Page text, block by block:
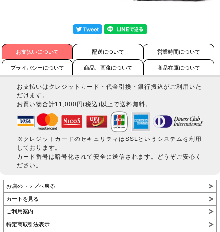
お支払いについて 配送について 営業時間について
プライバシーについて 商品、画像について 商品在庫について
お支払いはクレジットカード・代金引換・銀行振込がご利用いた
だけます。
お買い物合計11,000円(税込)以上で送料無料。
※クレジットカードのセキュリティはSSLというシステムを利用
しております。
カード番号は暗号化されて安全に送信されます。どうぞご安心く
ださい。
お店のトップへ戻る
カートを見る
ご利用案内
特定商取引法表示